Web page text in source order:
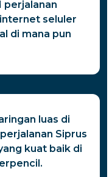
perjalanan
seluler
di mana pun
luas di
Siprus
kuat baik di